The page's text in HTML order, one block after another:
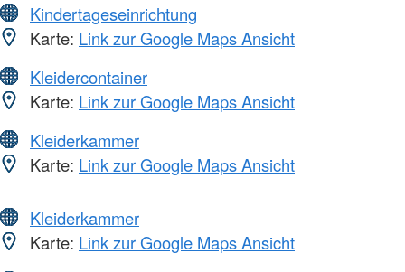
Kindertageseinrichtung
Karte: Link zur Google Maps Ansicht
Kleidercontainer
Karte: Link zur Google Maps Ansicht
Kleiderkammer
Karte: Link zur Google Maps Ansicht
Kleiderkammer
Karte: Link zur Google Maps Ansicht